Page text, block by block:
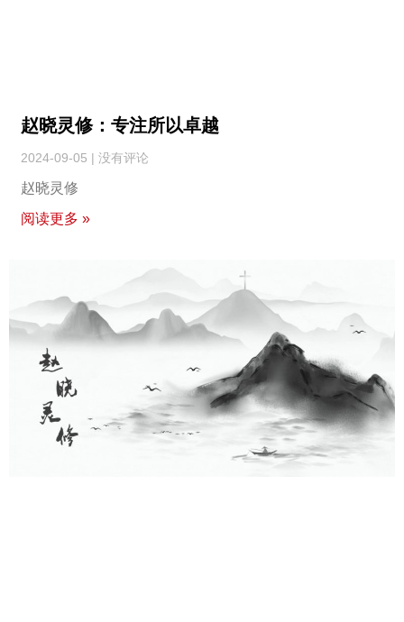
赵晓灵修：专注所以卓越
2024-09-05 没有评论
赵晓灵修
阅读更多 »